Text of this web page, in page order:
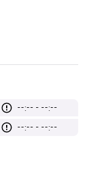
--:-- - --:--
--:-- - --:--